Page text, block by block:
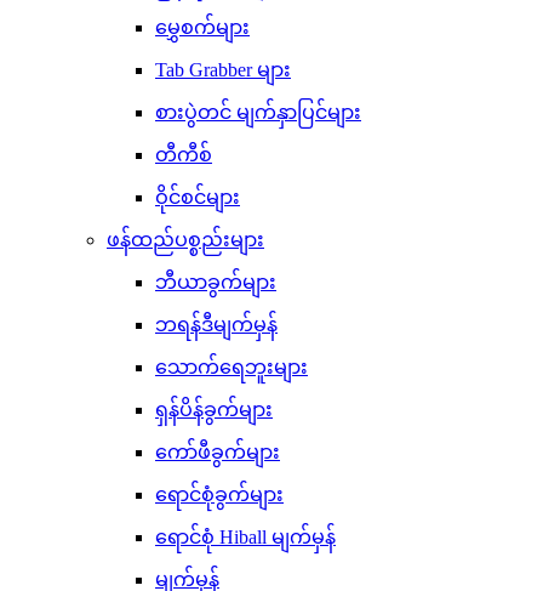
မွှေစက်များ
Tab Grabber များ
စားပွဲတင် မျက်နှာပြင်များ
တီကီစ်
ဝိုင်စင်များ
ဖန်ထည်ပစ္စည်းများ
ဘီယာခွက်များ
ဘရန်ဒီမျက်မှန်
သောက်ရေဘူးများ
ရှန်ပိန်ခွက်များ
ကော်ဖီခွက်များ
ရောင်စုံခွက်များ
ရောင်စုံ Hiball မျက်မှန်
မျက်မှန်